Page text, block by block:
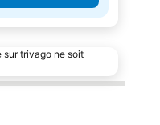
sur trivago ne soit